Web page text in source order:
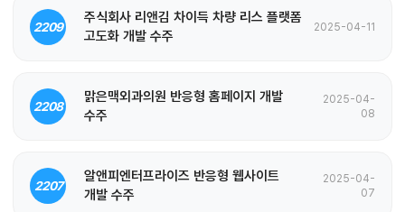
2209
주식회사 리앤김 차이득 차량 리스 플랫폼
고도화 개발 수주
2025-04-11
2208
맑은맥외과의원 반응형 홈페이지 개발
수주
2025-04-
08
2207
알앤피엔터프라이즈 반응형 웹사이트
개발 수주
2025-04-
07